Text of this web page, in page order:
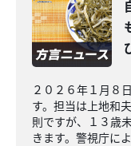
２０２６年１月８
す。担当は上地和
則ですが、１３歳
きます。警視庁に